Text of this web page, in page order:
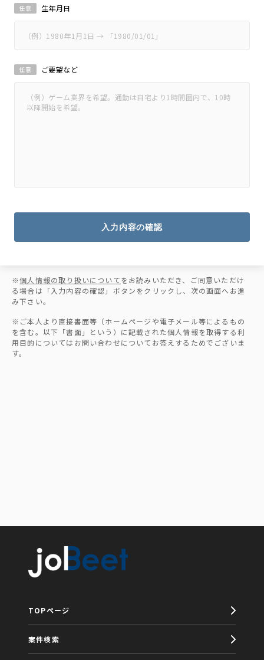
生年月日
任意
ご要望など
任意
入力内容の確認
※個人情報の取り扱いについてをお読みいただき、ご同意いただけ
る場合は「入力内容の確認」ボタンをクリックし、次の画面へお進
み下さい。
※ご本人より直接書面等（ホームページや電子メール等によるもの
を含む。以下「書面」という）に記載された個人情報を取得する利
用目的についてはお問い合わせについてお答えするためでございま
す。
TOPページ
案件検索